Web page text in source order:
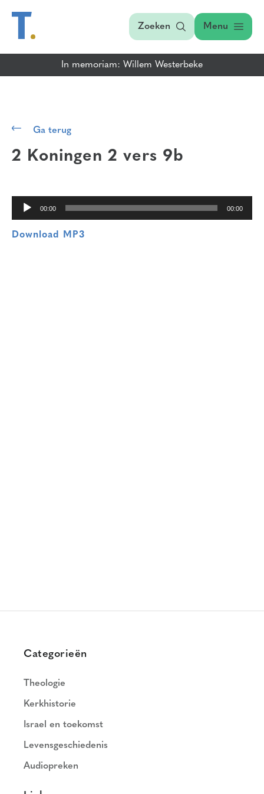
Zoeken Menu
In memoriam: Willem Westerbeke
Ga terug
2 Koningen 2 vers 9b
00:00 00:00
Download MP3
Categorieën
Theologie
Kerkhistorie
Israel en toekomst
Levensgeschiedenis
Audiopreken